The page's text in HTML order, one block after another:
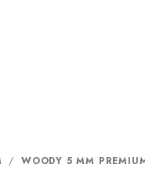
/ WOODY 5 MM